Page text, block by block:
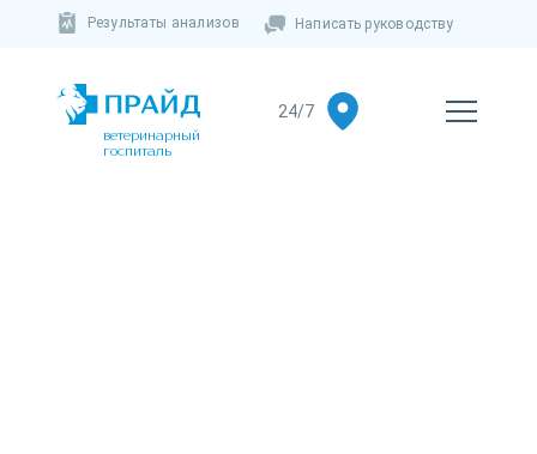
Результаты анализов Написать руководству
ветеринарный
госпиталь